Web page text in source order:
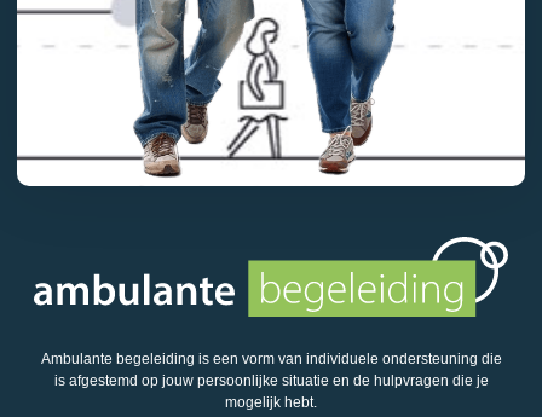
Ambulante begeleiding is een vorm van individuele ondersteuning die
is afgestemd op jouw persoonlijke situatie en de hulpvragen die je
mogelijk hebt.